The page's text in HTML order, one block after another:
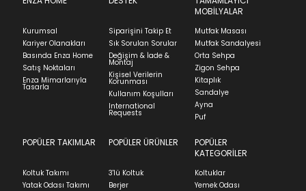
Stock moves super-fast. This look-up is an
indication of where stock might be available but
we can't guarantee it'll be there for long.
Ürünü iade etmek için, orijinal kutusuyla ve
faturasıyla birlikte göndermelisiniz.
İadenizin kabul edilmesi için, ürünün hasar
görmemiş, kurulumunun yapılmamış ve
kullanılmamış olması gerekmektedir.
İade ve Değişim bölümünü ziyaret ediniz.
Teslimat
Ev tekstili siparişlerinizin kargoya verilme süresi
ortalama 5-24 iş günüdür.
Kapat
Kurumsal
Kariyer Olanakları
Basında Enza Home
Satış Noktaları
Enza Mimarlarıyla
Tasarla
Siparişini Takip Et
Sık Sorulan Sorular
Değişim & İade &
Montaj
Kişisel Verilerin
Korunması
Kullanım Koşulları
International
Requests
MOBİLYALAR
Mutfak Masası
Mutfak Sandalyesi
Orta Sehpa
Zigon Sehpa
Kitaplık
Sandalye
Ayna
Puf
POPÜLER TAKIMLAR
Koltuk Takımı
Yatak Odası Takımı
POPÜLER ÜRÜNLER
3'lü Koltuk
Berjer
POPÜLER
KATEGORİLER
Koltuklar
Yemek Odası